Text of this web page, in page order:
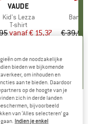
MERK
VAUDE
Artikel
Kid's Lezza
Productgroep
T-shirt
Prijs
Verlaagde prijs
vanaf€ 15,37
5,0(4)
Artikel
€ 39,95
shirt
om de noodzakelijke
bieden we bijkomende
om inhouden en
aan te bieden. Daardoor
op de hoogte van je
zich in derde landen
bijvoorbeeld
van ‘Alles selecteren’ ga
Indien je enkel